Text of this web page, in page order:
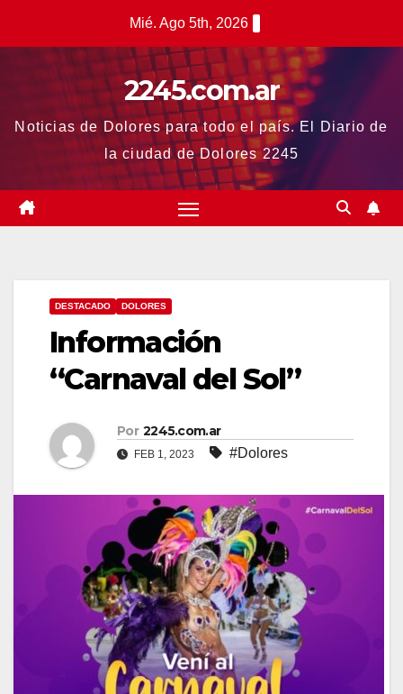
Mié. Ago 5th, 2026
2245.com.ar
Noticias de Dolores para todo el país. El Diario de
la ciudad de Dolores 2245
DESTACADO DOLORES
Información
“Carnaval del Sol”
Por 2245.com.ar
FEB 1, 2023 #Dolores